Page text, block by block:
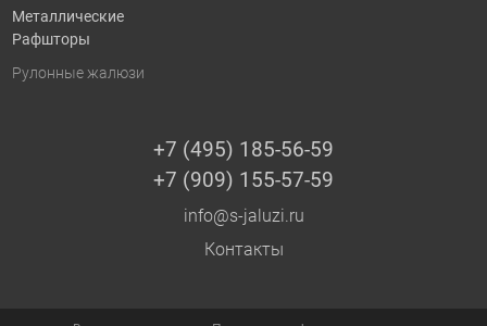
Металлические
Рафшторы
Рулонные жалюзи
+7 (495) 185-56-59
+7 (909) 155-57-59
info@s-jaluzi.ru
Контакты